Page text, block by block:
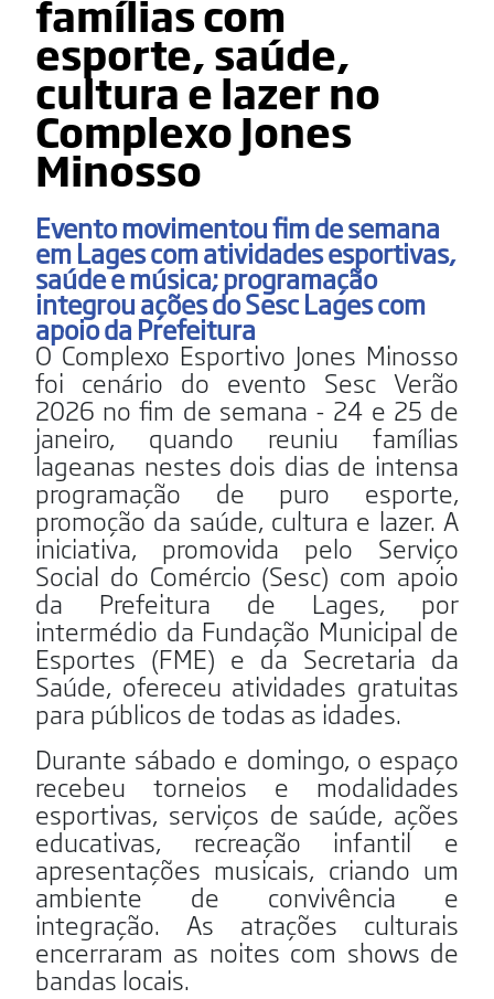
famílias com
esporte, saúde,
cultura e lazer no
Complexo Jones
Minosso
Evento movimentou fim de semana
em Lages com atividades esportivas,
saúde e música; programação
integrou ações do Sesc Lages com
apoio da Prefeitura
O Complexo Esportivo Jones Minosso
foi cenário do evento Sesc Verão
2026 no fim de semana - 24 e 25 de
janeiro, quando reuniu famílias
lageanas nestes dois dias de intensa
programação de puro esporte,
promoção da saúde, cultura e lazer. A
iniciativa, promovida pelo Serviço
Social do Comércio (Sesc) com apoio
da Prefeitura de Lages, por
intermédio da Fundação Municipal de
Esportes (FME) e da Secretaria da
Saúde, ofereceu atividades gratuitas
para públicos de todas as idades.
Durante sábado e domingo, o espaço
recebeu torneios e modalidades
esportivas, serviços de saúde, ações
educativas, recreação infantil e
apresentações musicais, criando um
ambiente de convivência e
integração. As atrações culturais
encerraram as noites com shows de
bandas locais.